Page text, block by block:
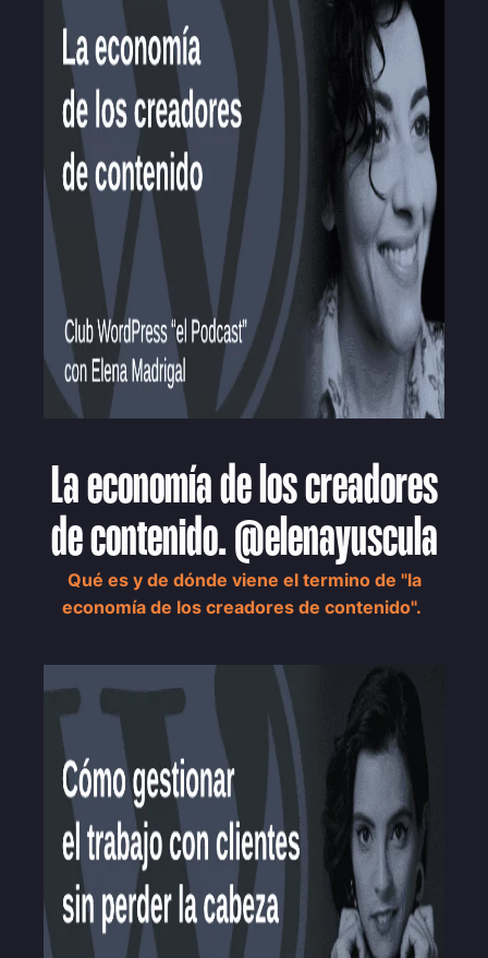
La economía de los creadores
de contenido. @elenayuscula
Qué es y de dónde viene el termino de "la
economía de los creadores de contenido".